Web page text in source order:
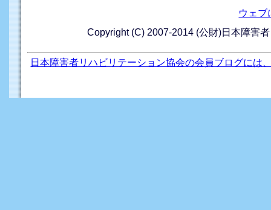
ウェブ
Copyright (C) 2007-2014 (公財)日本障害
日本障害者リハビリテーション協会の会員ブログには